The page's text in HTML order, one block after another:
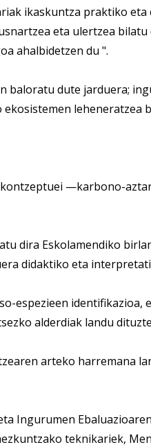
ikaskuntza praktiko
eta ulertzea
ahalbidetzen du ".
baloratu dute jarduera;
leheneratzea
—karbono-
dira Eskolamendiko
didaktiko eta
espezieen
alderdiak landu
arteko harremana
Ingurumen
teknikariek,